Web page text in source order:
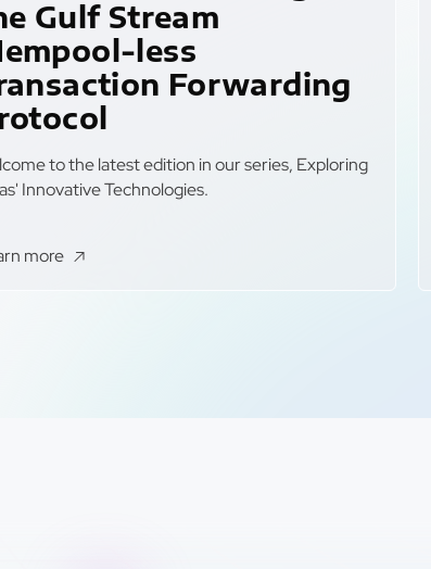
Gulf Stream
less
Forwarding
to the latest edition in our series, Exploring
Innovative Technologies.
more